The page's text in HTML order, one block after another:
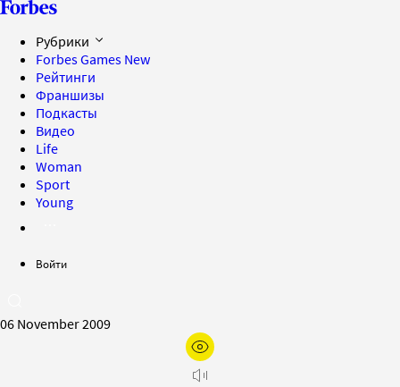
Рубрики
Forbes Games New
Рейтинги
Франшизы
Подкасты
Видео
Life
Woman
Sport
Young
Войти
06 November 2009